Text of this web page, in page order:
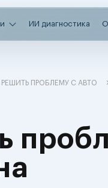
ИИ диагностика
РЕШИТЬ ПРОБЛЕМУ С АВТО